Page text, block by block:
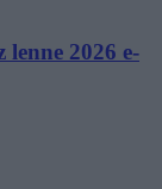
2026 e-